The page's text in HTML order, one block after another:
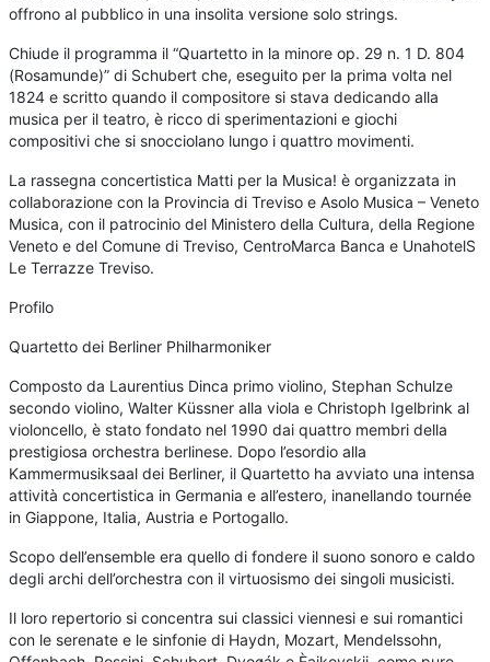
offrono al pubblico in una insolita versione solo strings.
Chiude il programma il “Quartetto in la minore op. 29 n. 1 D. 804
(Rosamunde)” di Schubert che, eseguito per la prima volta nel
1824 e scritto quando il compositore si stava dedicando alla
musica per il teatro, è ricco di sperimentazioni e giochi
compositivi che si snocciolano lungo i quattro movimenti.
La rassegna concertistica Matti per la Musica! è organizzata in
collaborazione con la Provincia di Treviso e Asolo Musica – Veneto
Musica, con il patrocinio del Ministero della Cultura, della Regione
Veneto e del Comune di Treviso, CentroMarca Banca e UnahotelS
Le Terrazze Treviso.
Profilo
Quartetto dei Berliner Philharmoniker
Composto da Laurentius Dinca primo violino, Stephan Schulze
secondo violino, Walter Küssner alla viola e Christoph Igelbrink al
violoncello, è stato fondato nel 1990 dai quattro membri della
prestigiosa orchestra berlinese. Dopo l’esordio alla
Kammermusiksaal dei Berliner, il Quartetto ha avviato una intensa
attività concertistica in Germania e all’estero, inanellando tournée
in Giappone, Italia, Austria e Portogallo.
Scopo dell’ensemble era quello di fondere il suono sonoro e caldo
degli archi dell’orchestra con il virtuosismo dei singoli musicisti.
Il loro repertorio si concentra sui classici viennesi e sui romantici
con le serenate e le sinfonie di Haydn, Mozart, Mendelssohn,